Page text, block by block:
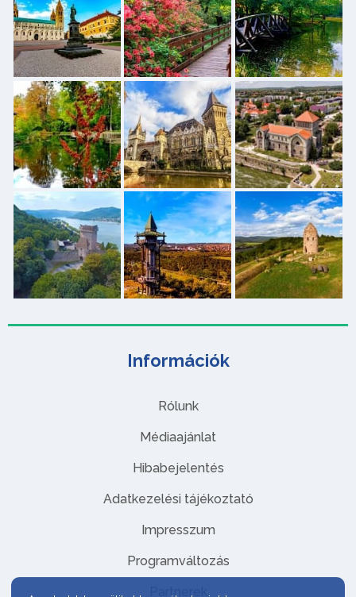
Információk
Rólunk
Médiaajánlat
Hibabejelentés
Adatkezelési tájékoztató
Impresszum
Programváltozás
Partnerek